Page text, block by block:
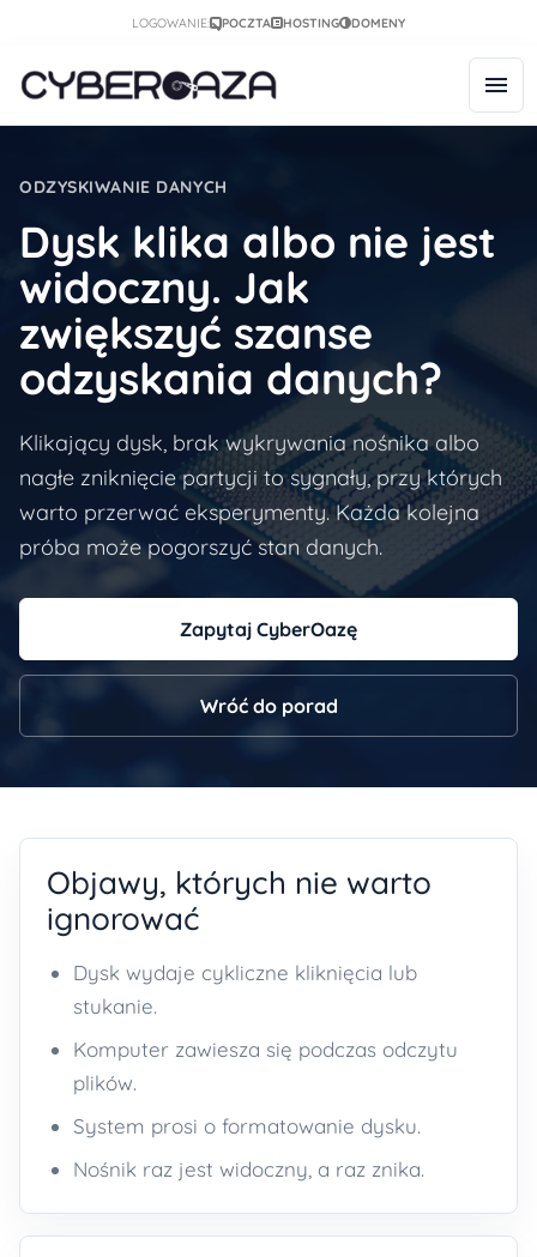
LOGOWANIE: POCZTA HOSTING DOMENY
ODZYSKIWANIE DANYCH
Dysk klika albo nie jest
widoczny. Jak
zwiększyć szanse
odzyskania danych?
Klikający dysk, brak wykrywania nośnika albo
nagłe zniknięcie partycji to sygnały, przy których
warto przerwać eksperymenty. Każda kolejna
próba może pogorszyć stan danych.
Zapytaj CyberOazę
Wróć do porad
Objawy, których nie warto
ignorować
Dysk wydaje cykliczne kliknięcia lub
stukanie.
Komputer zawiesza się podczas odczytu
plików.
System prosi o formatowanie dysku.
Nośnik raz jest widoczny, a raz znika.